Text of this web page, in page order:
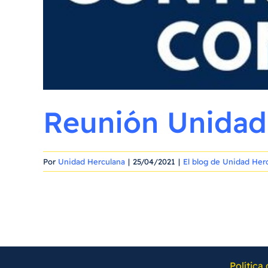
Reunión
Por Unidad Herculana | 25/04/2021 | El blog de Unidad
Política